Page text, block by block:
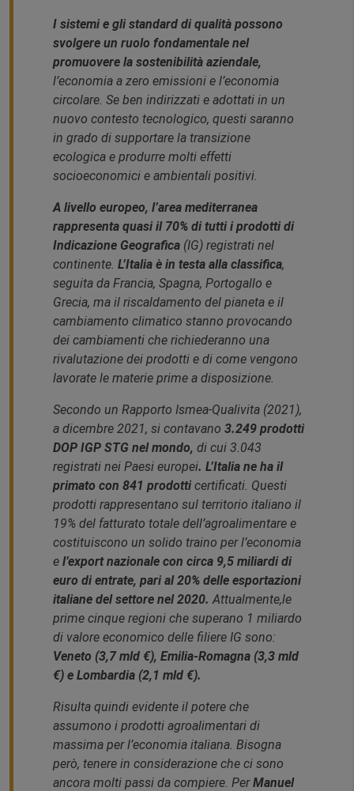
I sistemi e gli standard di qualità possono
svolgere un ruolo fondamentale nel
promuovere la sostenibilità aziendale,
l’economia a zero emissioni e l’economia
circolare. Se ben indirizzati e adottati in un
nuovo contesto tecnologico, questi saranno
in grado di supportare la transizione
ecologica e produrre molti effetti
socioeconomici e ambientali positivi.
A livello europeo, l’area mediterranea
rappresenta quasi il 70% di tutti i prodotti di
Indicazione Geografica (IG) registrati nel
continente. L’Italia è in testa alla classifica,
seguita da Francia, Spagna, Portogallo e
Grecia, ma il riscaldamento del pianeta e il
cambiamento climatico stanno provocando
dei cambiamenti che richiederanno una
rivalutazione dei prodotti e di come vengono
lavorate le materie prime a disposizione.
Secondo un Rapporto Ismea-Qualivita (2021),
a dicembre 2021, si contavano 3.249 prodotti
DOP IGP STG nel mondo, di cui 3.043
registrati nei Paesi europei. L’Italia ne ha il
primato con 841 prodotti certificati. Questi
prodotti rappresentano sul territorio italiano il
19% del fatturato totale dell’agroalimentare e
costituiscono un solido traino per l’economia
e l’export nazionale con circa 9,5 miliardi di
euro di entrate, pari al 20% delle esportazioni
italiane del settore nel 2020.Attualmente,le
prime cinque regioni che superano 1 miliardo
di valore economico delle filiere IG sono:
Veneto (3,7 mld €), Emilia-Romagna (3,3 mld
€) e Lombardia (2,1 mld €).
Risulta quindi evidente il potere che
assumono i prodotti agroalimentari di
massima per l’economia italiana. Bisogna
però, tenere in considerazione che ci sono
ancora molti passi da compiere. PerManuel